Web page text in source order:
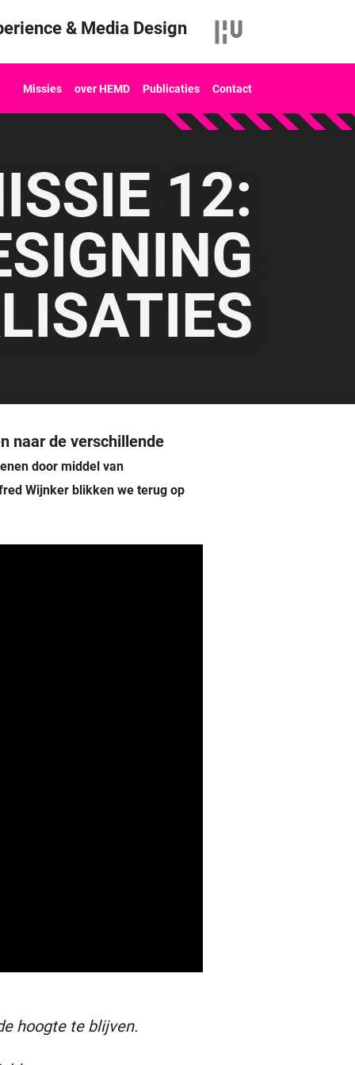
& Media Design
Missies over HEMD Publicaties Contact
12:
naar de verschillende
door middel van
Wijnker blikken we terug op
hoogte te blijven.